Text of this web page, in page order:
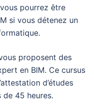
pourrez être
si vous détenez un
proposent des
en BIM. Ce cursus
d’études
45 heures.